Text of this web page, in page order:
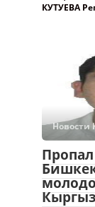
КУТУЕВА
Новости